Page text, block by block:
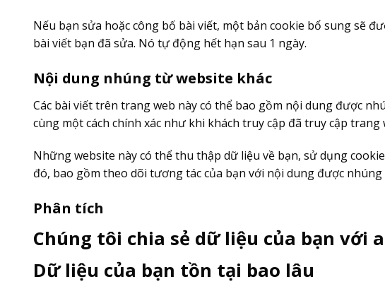
Nếu bạn sửa hoặc công bố bài viết, một bản cookie bổ sung sẽ
bài viết bạn đã sửa. Nó tự động hết hạn sau 1 ngày.
Nội dung nhúng từ website khác
Các bài viết trên trang web này có thể bao gồm nội dung được
cùng một cách chính xác như khi khách truy cập đã truy cập trang
Những website này có thể thu thập dữ liệu về bạn, sử dụng
đó, bao gồm theo dõi tương tác của bạn với nội dung được
Phân tích
Chúng tôi chia sẻ dữ liệu của bạn với
Dữ liệu của bạn tồn tại bao lâu